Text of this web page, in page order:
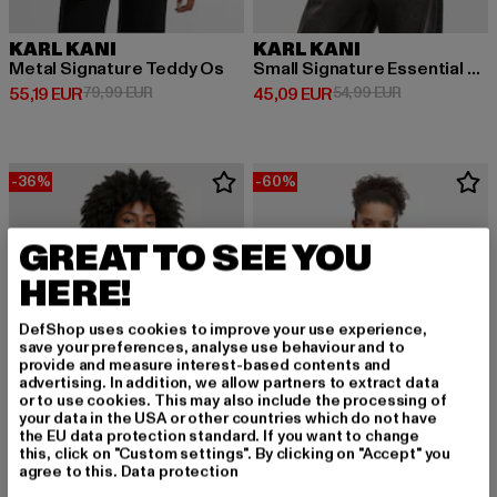
KARL KANI
Metal Signature Teddy Os
55,19 EUR
Derzeitiger Preis: 55,19 EUR
79,99 EURAktionspreis: 79,99 EUR
KARL KANI
Small Signature Essential Os
45,09 EUR
Derzeitiger Preis: 45,09 EUR
54,99 EURAktionspreis:
-36% -60%
GREAT TO SEE YOU
HERE!
DefShop uses cookies to improve your use experience,
save your preferences, analyse use behaviour and to
provide and measure interest-based contents and
advertising. In addition, we allow partners to extract data
or to use cookies. This may also include the processing of
your data in the USA or other countries which do not have
the EU data protection standard. If you want to change
this, click on "Custom settings". By clicking on "Accept" you
agree to this. Data protection